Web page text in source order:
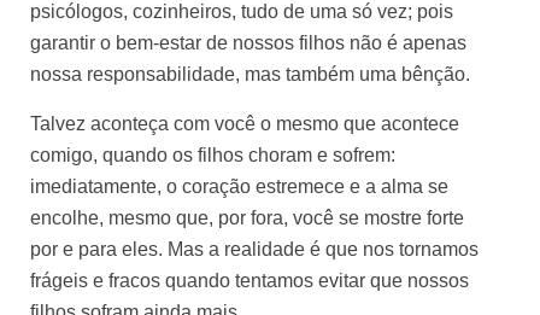
psicólogos, cozinheiros, tudo de uma só vez; pois
garantir o bem-estar de nossos filhos não é apenas
nossa responsabilidade, mas também uma bênção.
Talvez aconteça com você o mesmo que acontece
comigo, quando os filhos choram e sofrem:
imediatamente, o coração estremece e a alma se
encolhe, mesmo que, por fora, você se mostre forte
por e para eles. Mas a realidade é que nos tornamos
frágeis e fracos quando tentamos evitar que nossos